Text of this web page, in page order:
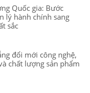
Quốc gia: Bước
lý hành chính sang
sắc
đổi mới công nghệ,
chất lượng sản phẩm